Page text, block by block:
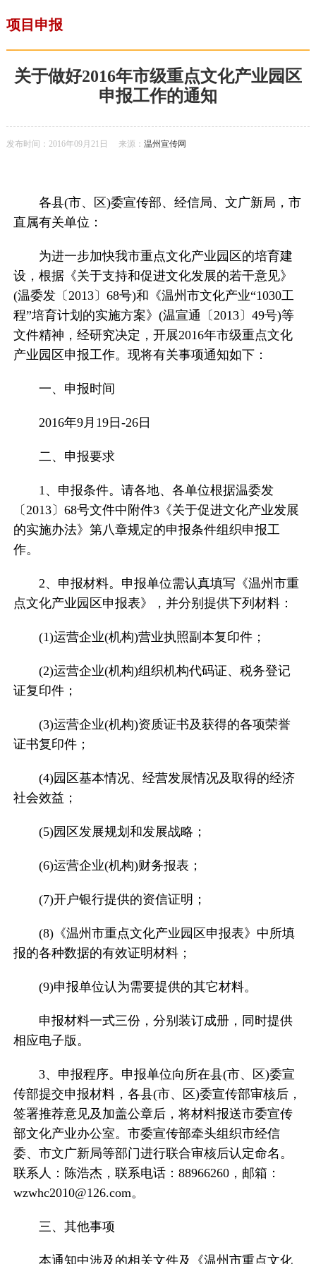
项目申报
关于做好2016年市级重点文化产业园区
申报工作的通知
发布时间：2016年09月21日 来源： 温州宣传网
各县(市、区)委宣传部、经信局、文广新局，市
直属有关单位：
为进一步加快我市重点文化产业园区的培育建
设，根据《关于支持和促进文化发展的若干意见》
(温委发〔2013〕68号)和《温州市文化产业“1030工
程”培育计划的实施方案》(温宣通〔2013〕49号)等
文件精神，经研究决定，开展2016年市级重点文化
产业园区申报工作。现将有关事项通知如下：
一、申报时间
2016年9月19日-26日
二、申报要求
1、申报条件。请各地、各单位根据温委发
〔2013〕68号文件中附件3《关于促进文化产业发展
的实施办法》第八章规定的申报条件组织申报工
作。
2、申报材料。申报单位需认真填写《温州市重
点文化产业园区申报表》，并分别提供下列材料：
(1)运营企业(机构)营业执照副本复印件；
(2)运营企业(机构)组织机构代码证、税务登记
证复印件；
(3)运营企业(机构)资质证书及获得的各项荣誉
证书复印件；
(4)园区基本情况、经营发展情况及取得的经济
社会效益；
(5)园区发展规划和发展战略；
(6)运营企业(机构)财务报表；
(7)开户银行提供的资信证明；
(8)《温州市重点文化产业园区申报表》中所填
报的各种数据的有效证明材料；
(9)申报单位认为需要提供的其它材料。
申报材料一式三份，分别装订成册，同时提供
相应电子版。
3、申报程序。申报单位向所在县(市、区)委宣
传部提交申报材料，各县(市、区)委宣传部审核后，
签署推荐意见及加盖公章后，将材料报送市委宣传
部文化产业办公室。市委宣传部牵头组织市经信
委、市文广新局等部门进行联合审核后认定命名。
联系人：陈浩杰，联系电话：88966260，邮箱：
wzwhc2010@126.com。
三、其他事项
本通知中涉及的相关文件及《温州市重点文化